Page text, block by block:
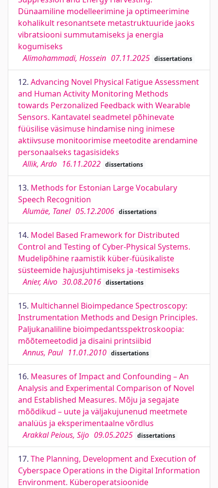
Dünaamiline modelleerimine ja optimeerimine
kohalikult resonantsete metastruktuuride jaoks
vibratsiooni summutamiseks ja energia
kogumiseks
Alimohammadi, Hossein 07.11.2025 dissertations
12. Advancing Novel Physical Fatigue Assessment
and Human Activity Monitoring Methods
towards Perzonalized Feedback with Wearable
Sensors. Kantavatel seadmetel põhinevate
füüsilise väsimuse hindamise ning inimese
aktiivsuse monitoorimise meetodite arendamine
personaalseks tagasisideks
Allik, Ardo 16.11.2022 dissertations
13. Methods for Estonian Large Vocabulary
Speech Recognition
Alumäe, Tanel 05.12.2006 dissertations
14. Model Based Framework for Distributed
Control and Testing of Cyber-Physical Systems.
Mudelipõhine raamistik küber-füüsikaliste
süsteemide hajusjuhtimiseks ja -testimiseks
Anier, Aivo 30.08.2016 dissertations
15. Multichannel Bioimpedance Spectroscopy:
Instrumentation Methods and Design Principles.
Paljukanaliline bioimpedantsspektroskoopia:
mõõtemeetodid ja disaini printsiibid
Annus, Paul 11.01.2010 dissertations
16. Measures of Impact and Confounding – An
Analysis and Experimental Comparison of Novel
and Established Measures. Mõju ja segajate
mõõdikud – uute ja väljakujunenud meetmete
analüüs ja eksperimentaalne võrdlus
Arakkal Peious, Sijo 09.05.2025 dissertations
17. The Planning, Development and Execution of
Cyberspace Operations in the Digital Information
Environment. Küberoperatsioonide